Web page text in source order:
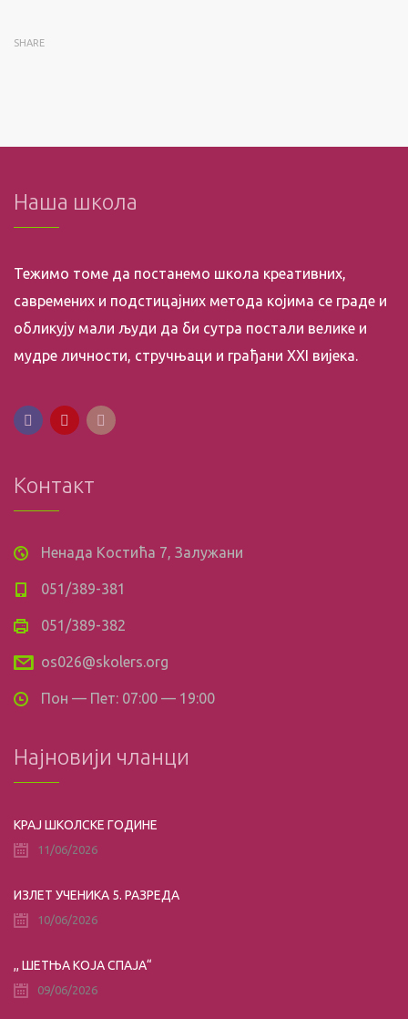
SHARE
Наша школа
Тежимо томе да постанемо школа креативних,
савремених и подстицајних метода којима се граде и
обликују мали људи да би сутра постали велике и
мудре личности, стручњаци и грађани XXI вијека.
Контакт
Ненада Костића 7, Залужани
051/389-381
051/389-382
os026@skolers.org
Пон — Пет: 07:00 — 19:00
Најновији чланци
КРАЈ ШКОЛСКЕ ГОДИНЕ
11/06/2026
ИЗЛЕТ УЧЕНИКА 5. РАЗРЕДА
10/06/2026
,, ШЕТЊА КОЈА СПАЈА“
09/06/2026